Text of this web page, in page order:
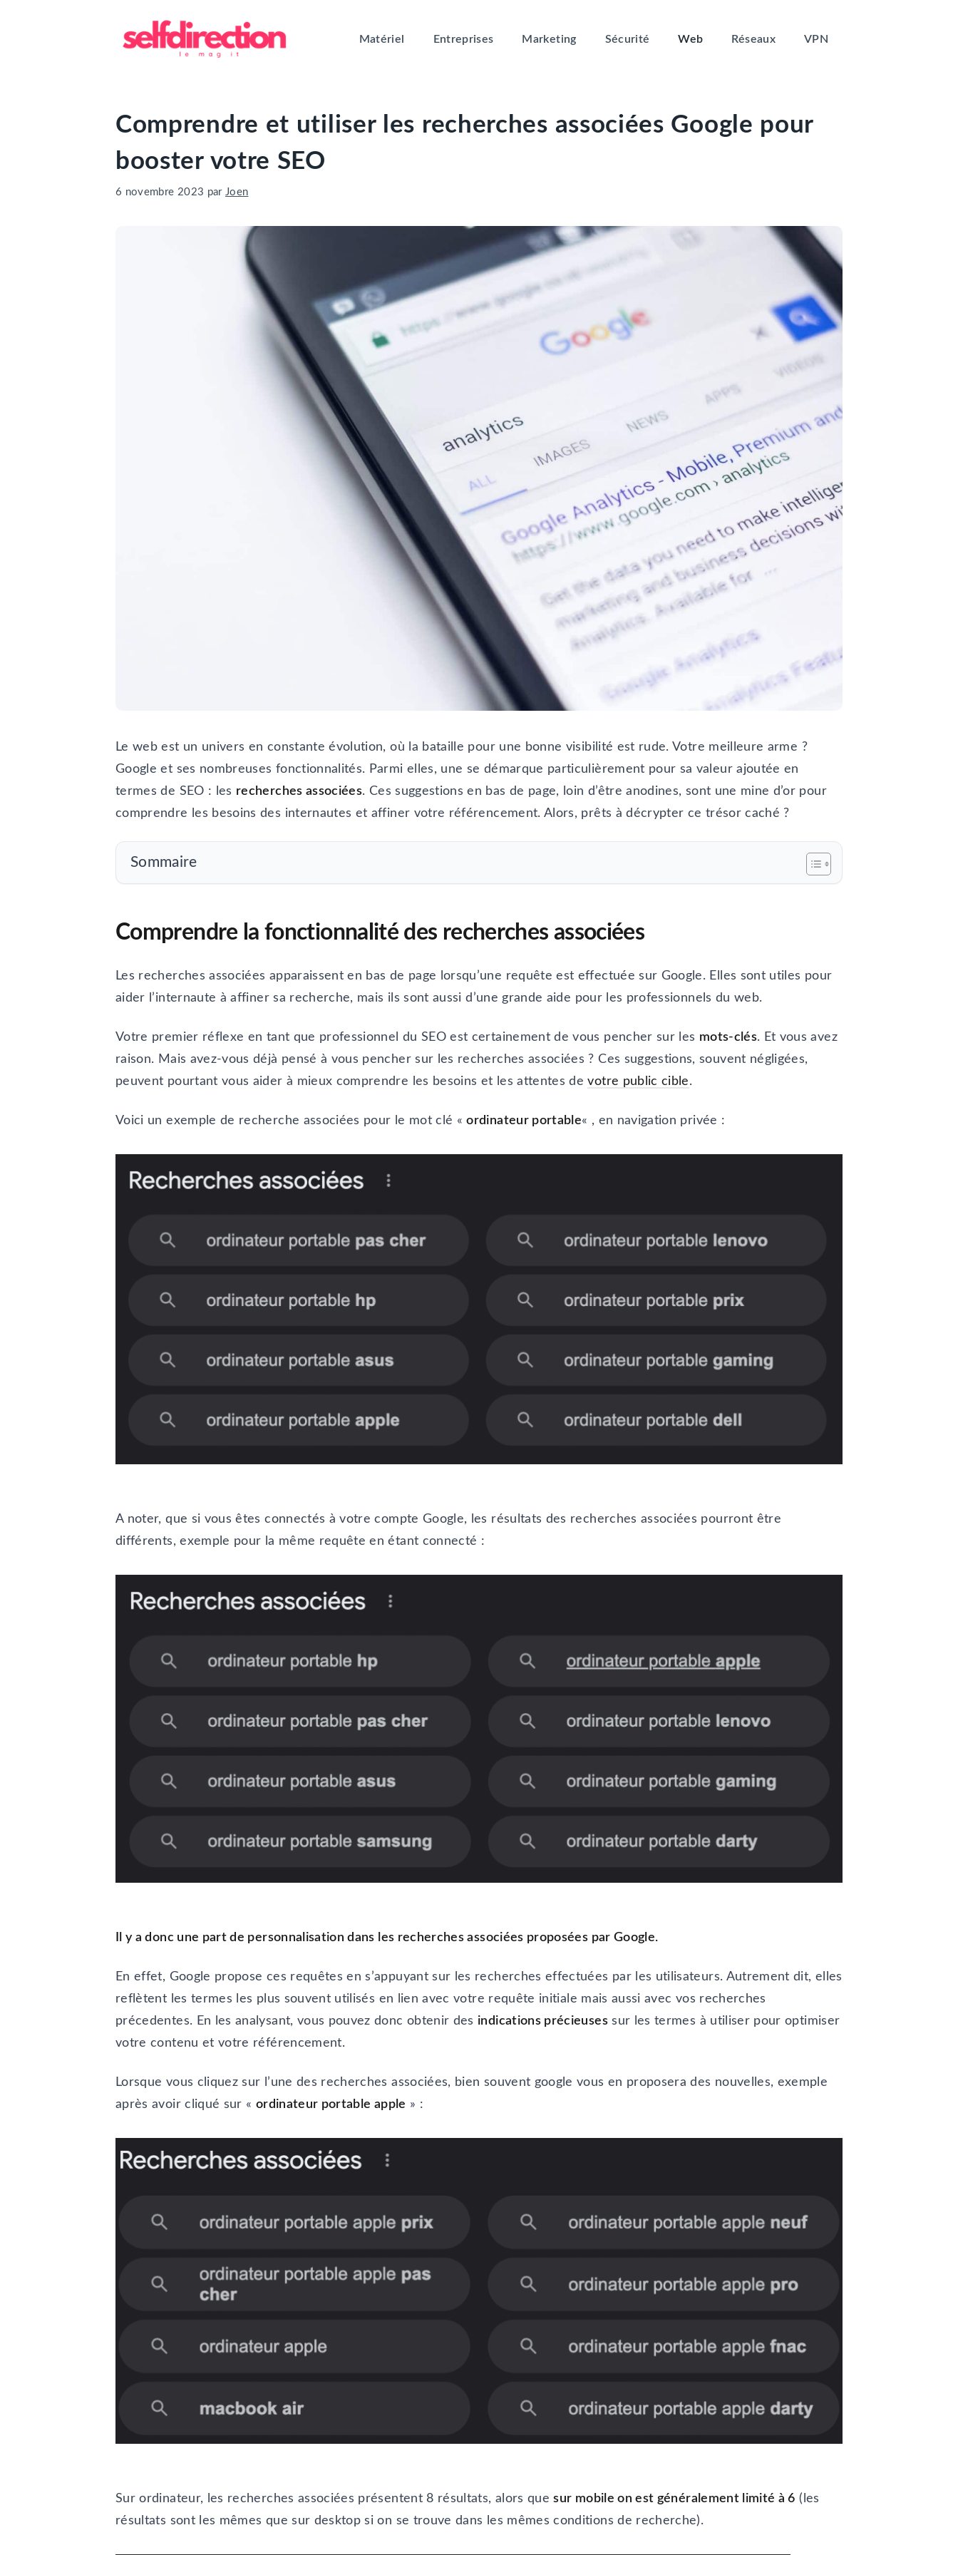
Matériel Entreprises Marketing Sécurité Web Réseaux VPN
Comprendre et utiliser les recherches associées Google pour
booster votre SEO
6 novembre 2023 parJoen
Le web est un univers en constante évolution, où la bataille pour une bonne visibilité est rude. Votre meilleure arme ?
Google et ses nombreuses fonctionnalités. Parmi elles, une se démarque particulièrement pour sa valeur ajoutée en
termes de SEO : les recherches associées. Ces suggestions en bas de page, loin d’être anodines, sont une mine d’or pour
comprendre les besoins des internautes et affiner votre référencement. Alors, prêts à décrypter ce trésor caché ?
Sommaire
Comprendre la fonctionnalité des recherches associées
Les recherches associées apparaissent en bas de page lorsqu’une requête est effectuée sur Google. Elles sont utiles pour
aider l’internaute à affiner sa recherche, mais ils sont aussi d’une grande aide pour les professionnels du web.
Votre premier réflexe en tant que professionnel du SEO est certainement de vous pencher sur les mots-clés. Et vous avez
raison. Mais avez-vous déjà pensé à vous pencher sur les recherches associées ? Ces suggestions, souvent négligées,
peuvent pourtant vous aider à mieux comprendre les besoins et les attentes devotre public cible.
Voici un exemple de recherche associées pour le mot clé «ordinateur portable« , en navigation privée :
A noter, que si vous êtes connectés à votre compte Google, les résultats des recherches associées pourront être
différents, exemple pour la même requête en étant connecté :
Il y a donc une part de personnalisation dans les recherches associées proposées par Google.
En effet, Google propose ces requêtes en s’appuyant sur les recherches effectuées par les utilisateurs. Autrement dit, elles
reflètent les termes les plus souvent utilisés en lien avec votre requête initiale mais aussi avec vos recherches
précedentes. En les analysant, vous pouvez donc obtenir des indications précieusessur les termes à utiliser pour optimiser
votre contenu et votre référencement.
Lorsque vous cliquez sur l’une des recherches associées, bien souvent google vous en proposera des nouvelles, exemple
après avoir cliqué sur « ordinateur portable apple » :
Sur ordinateur, les recherches associées présentent 8 résultats, alors quesur mobile on est généralement limité à 6 (les
résultats sont les mêmes que sur desktop si on se trouve dans les mêmes conditions de recherche).